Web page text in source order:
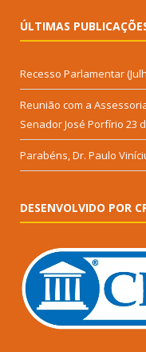
ÚLTIMAS
Recesso Parlamentar
Reunião com a
Senador José Porfírio 23
Parabéns, Dr. Paulo
DESENVOLVIDO POR